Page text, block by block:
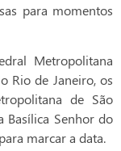
para momentos
Metropolitana
Rio de Janeiro, os
de São
Basílica Senhor do
marcar a data.